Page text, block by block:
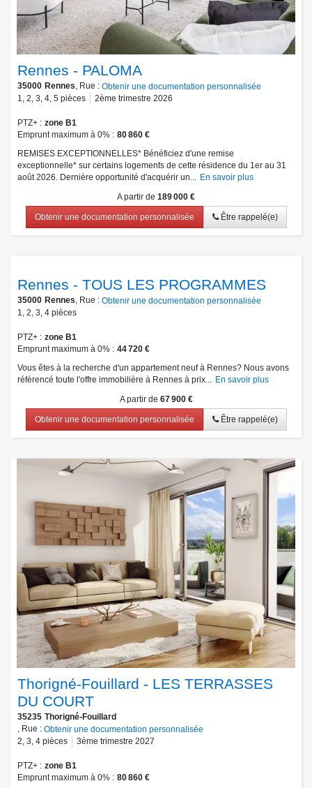
Rennes - PALOMA
35000 Rennes, Rue : Obtenir une documentation personnalisée
1, 2, 3, 4, 5 pièces 2ème trimestre 2026
PTZ+
zone B1
Emprunt maximum à 0%
80 860 €
REMISES EXCEPTIONNELLES* Bénéficiez d'une remise
exceptionnelle* sur certains logements de cette résidence du 1er au 31
août 2026. Dernière opportunité d'acquérir un... En savoir plus
A partir de 189 000 €
Obtenir une documentation personnalisée Être rappelé(e)
Rennes - TOUS LES PROGRAMMES
35000 Rennes, Rue : Obtenir une documentation personnalisée
1, 2, 3, 4 pièces
PTZ+
zone B1
Emprunt maximum à 0%
44 720 €
Vous êtes à la recherche d'un appartement neuf à Rennes? Nous avons
référencé toute l'offre immobilière à Rennes à prix... En savoir plus
A partir de 67 900 €
Obtenir une documentation personnalisée Être rappelé(e)
Thorigné-Fouillard - LES TERRASSES
DU COURT
35235 Thorigné-Fouillard
, Rue : Obtenir une documentation personnalisée
2, 3, 4 pièces 3ème trimestre 2027
PTZ+
zone B1
Emprunt maximum à 0%
80 860 €